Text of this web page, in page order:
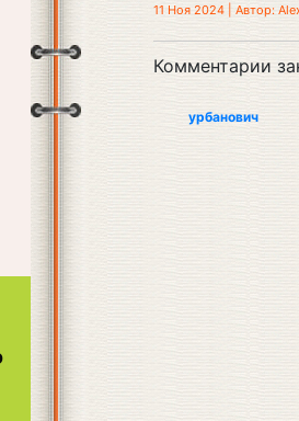
11 Ноя 2024 | Автор:
Комментарии
урбанович